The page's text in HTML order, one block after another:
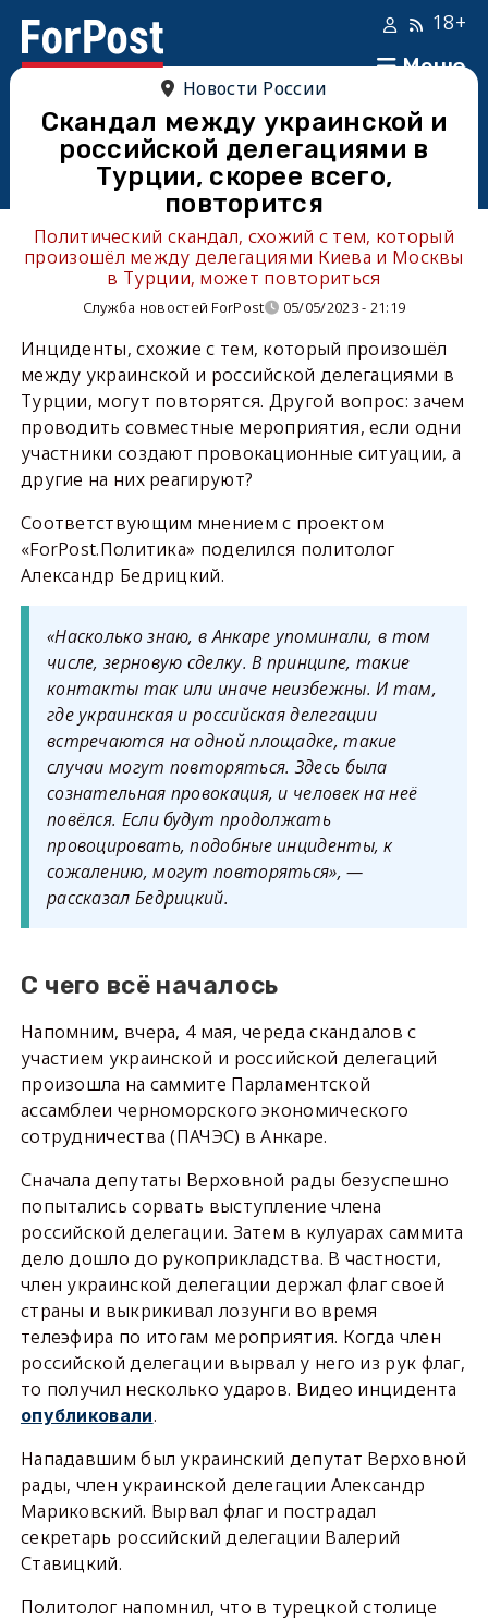
Меню
18+
Новости России
Скандал между украинской и
российской делегациями в
Турции, скорее всего,
повторится
Политический скандал, схожий с тем, который
произошёл между делегациями Киева и Москвы
в Турции, может повториться
Служба новостей ForPost 05/05/2023 - 21:19
Инциденты, схожие с тем, который произошёл
между украинской и российской делегациями в
Турции, могут повторятся. Другой вопрос: зачем
проводить совместные мероприятия, если одни
участники создают провокационные ситуации, а
другие на них реагируют?
Соответствующим мнением с проектом
«ForPost.Политика» поделился политолог
Александр Бедрицкий.
«Насколько знаю, в Анкаре упоминали, в том
числе, зерновую сделку. В принципе, такие
контакты так или иначе неизбежны. И там,
где украинская и российская делегации
встречаются на одной площадке, такие
случаи могут повторяться. Здесь была
сознательная провокация, и человек на неё
повёлся. Если будут продолжать
провоцировать, подобные инциденты, к
сожалению, могут повторяться», —
рассказал Бедрицкий.
С чего всё началось
Напомним, вчера, 4 мая, череда скандалов с
участием украинской и российской делегаций
произошла на саммите Парламентской
ассамблеи черноморского экономического
сотрудничества (ПАЧЭС) в Анкаре.
Сначала депутаты Верховной рады безуспешно
попытались сорвать выступление члена
российской делегации. Затем в кулуарах саммита
дело дошло до рукоприкладства. В частности,
член украинской делегации держал флаг своей
страны и выкрикивал лозунги во время
телеэфира по итогам мероприятия. Когда член
российской делегации вырвал у него из рук флаг,
то получил несколько ударов. Видео инцидента
опубликовали.
Нападавшим был украинский депутат Верховной
рады, член украинской делегации Александр
Мариковский. Вырвал флаг и пострадал
секретарь российский делегации Валерий
Ставицкий.
Политолог напомнил, что в турецкой столице